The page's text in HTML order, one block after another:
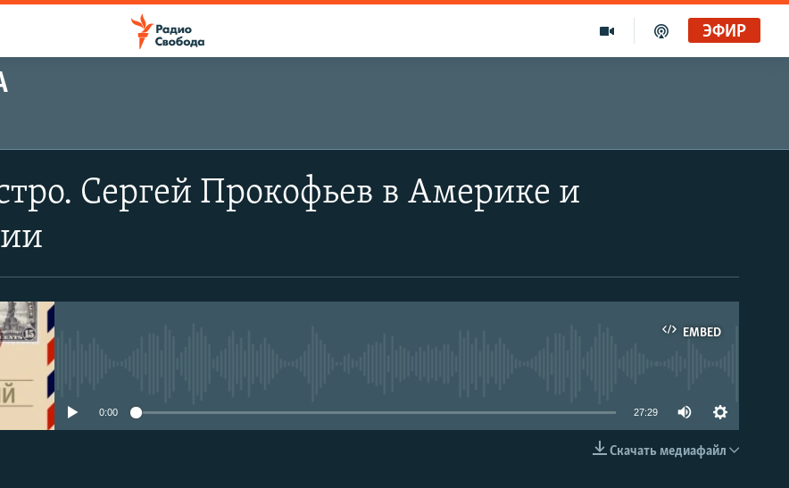
ЭФИР
Сергей Прокофьев в Америке и
EMBED
EMBED
0:00 27:29
Скачать медиафайл